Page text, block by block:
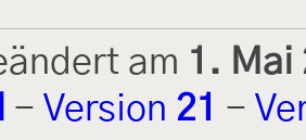
am 1. Mai
- Version 21 -